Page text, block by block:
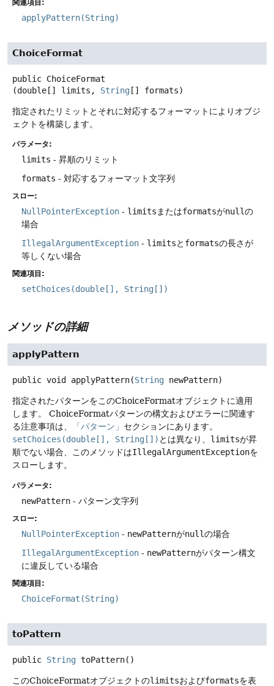
関連項目:
applyPattern(String)
ChoiceFormat
public ChoiceFormat
(double[] limits, String [] formats)
指定されたリミットとそれに対応するフォーマットによりオブジ
ェクトを構築します。
パラメータ:
limits - 昇順のリミット
formats - 対応するフォーマット文字列
スロー:
NullPointerException - limitsまたはformatsがnullの
場合
IllegalArgumentException - limitsと formatsの長さが
等しくない場合
関連項目:
setChoices(double[], String[])
メソッドの詳細
applyPattern
public void applyPattern(String newPattern)
指定されたパターンをこのChoiceFormatオブジェクトに適用
します。
ChoiceFormatパターンの構文およびエラーに関連す
る注意事項は、
「パターン」 セクションにあります。
setChoices(double[], String[]) とは異なり、 limitsが昇
順でない場合、このメソッドはIllegalArgumentExceptionを
スローします。
パラメータ:
newPattern - パターン文字列
スロー:
NullPointerException - newPatternがnullの場合
IllegalArgumentException - newPatternがパターン構文
に違反している場合
関連項目:
ChoiceFormat(String)
toPattern
public String toPattern()
このChoiceFormatオブジェクトのlimitsおよびformatsを表